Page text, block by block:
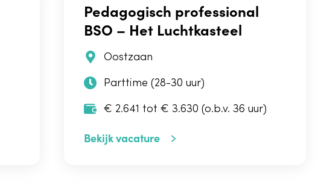
Pedagogisch professional
BSO – Het Luchtkasteel
Oostzaan
Parttime (28-30 uur)
€ 2.641 tot € 3.630 (o.b.v. 36 uur)
Bekijk vacature